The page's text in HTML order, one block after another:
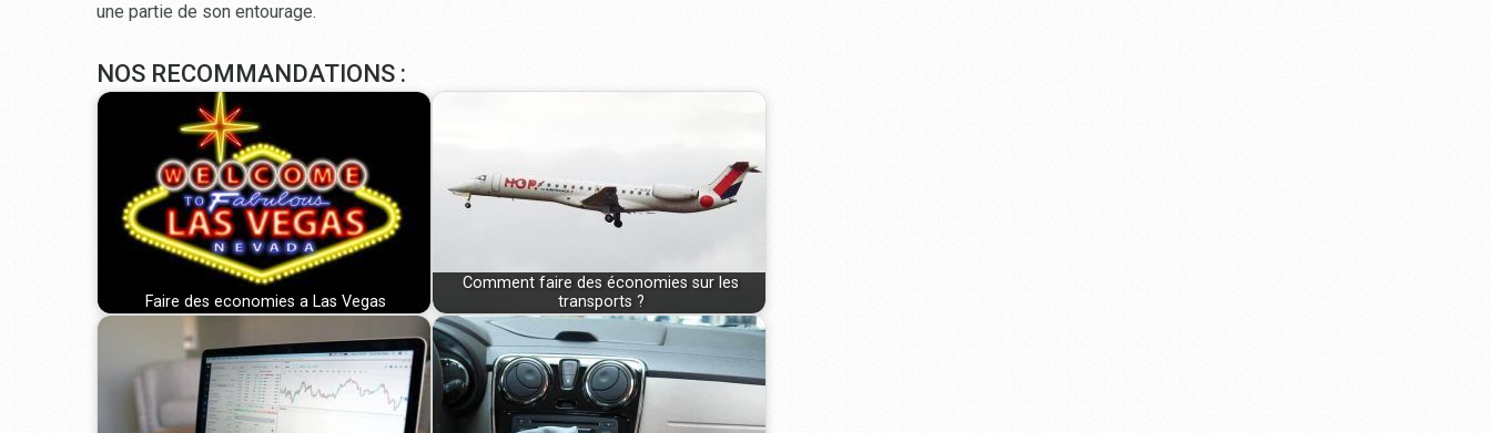
une partie de son entourage.
NOS RECOMMANDATIONS :
Faire des economies a Las Vegas
Comment faire des économies sur les
transports ?